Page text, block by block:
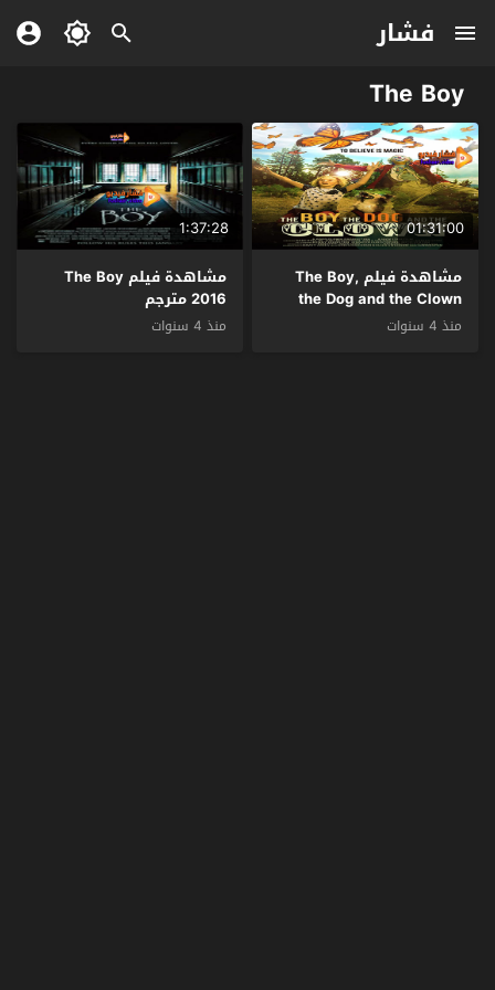
فشار
The Boy
01:31:00
مشاهدة فيلم The Boy,
the Dog and the Clown
2019 مترجم
منذ 4 سنوات
1:37:28
مشاهدة فيلم The Boy
2016 مترجم
منذ 4 سنوات